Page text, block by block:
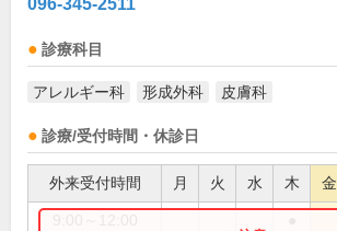
096-345-2511
診療科目
アレルギー科 形成外科 皮膚科
診療/受付時間・休診日
外来受付時間 月 火 水 木 金